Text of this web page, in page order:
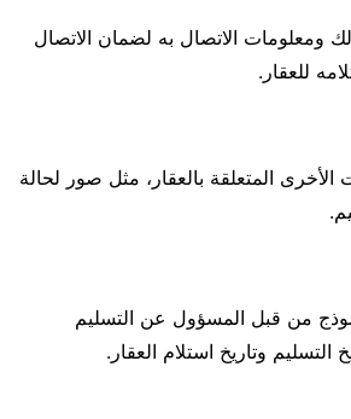
ومعلومات الاتصال به لضمان الاتصال
للعقار.
الأخرى المتعلقة بالعقار، مثل صور لحالة
من قبل المسؤول عن التسليم
التسليم وتاريخ استلام العقار.